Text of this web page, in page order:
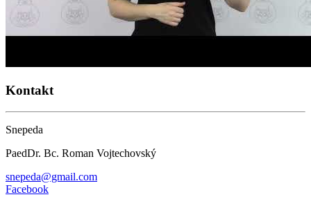
Kontakt
Snepeda
PaedDr. Bc. Roman Vojtechovský
snepeda@gmail.com
Facebook